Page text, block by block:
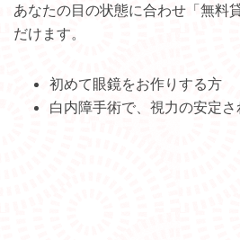
あなたの目の状態に合わせ「無料
だけます。
初めて眼鏡をお作りする方
白内障手術で、視力の安定